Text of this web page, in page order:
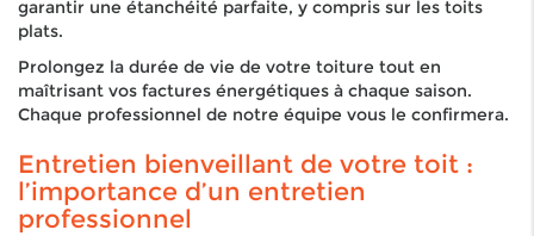
garantir une étanchéité parfaite, y compris sur les toits
plats.
Prolongez la durée de vie de votre toiture tout en
maîtrisant vos factures énergétiques à chaque saison.
Chaque professionnel de notre équipe vous le confirmera.
Entretien bienveillant de votre toit :
l’importance d’un entretien
professionnel